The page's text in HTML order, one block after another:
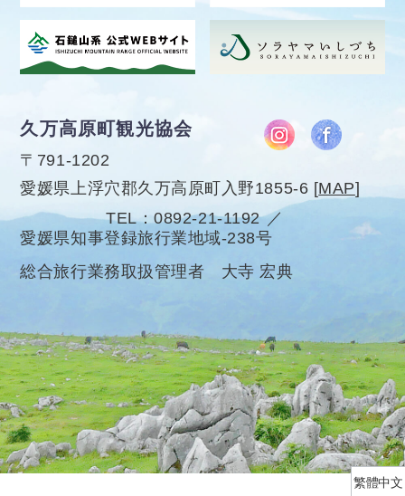
繁體中文
久万高原町観光協会
〒791-1202
愛媛県上浮穴郡久万高原町入野1855-6 [MAP]
TEL
0892-21-1192
愛媛県知事登録旅行業地域-238号
総合旅行業務取扱管理者 大寺 宏典